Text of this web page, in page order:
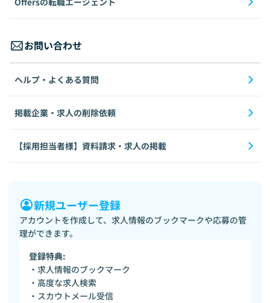
お問い合わせ
ヘルプ・よくある質問
掲載企業・求人の削除依頼
【採用担当者様】資料請求・求人の掲載
新規ユーザー登録
アカウントを作成して、求人情報のブックマークや応募の管
理ができます。
登録特典:
・求人情報のブックマーク
・高度な求人検索
・スカウトメール受信